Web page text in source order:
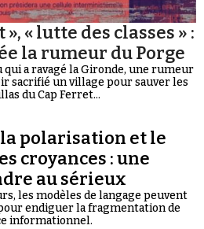
« lutte des classes » :
la rumeur du Porge
a ravagé la Gironde, une rumeur
sacrifié un village pour sauver les
du Cap Ferret...
polarisation et le
croyances : une
au sérieux
les modèles de langage peuvent
endiguer la fragmentation de
informationnel.